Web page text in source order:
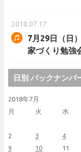
2018.07.17
7月29日（日
家づくり勉強
日別 バックナンバ
2018年7月
月
火 水
2
3 4
9
10 11